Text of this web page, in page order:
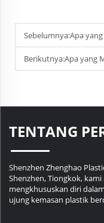
Sebelumnya:Apa yang
Berikutnya:Apa yang
TENTANG
Shenzhen Zhenghao
Shenzhen, Tiongkok,
mengkhususkan diri
ujung kemasan plastik